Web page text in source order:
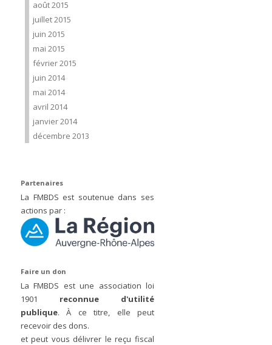
août 2015
juillet 2015
juin 2015
mai 2015
février 2015
juin 2014
mai 2014
avril 2014
janvier 2014
décembre 2013
Partenaires
La FMBDS est soutenue dans ses
actions par :
Faire un don
La FMBDS est une association loi
1901 reconnue d'utilité
publique. À ce titre, elle peut
recevoir des dons.
et peut vous délivrer le reçu fiscal